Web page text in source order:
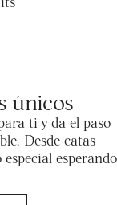
únicos
ti y da el paso
Desde catas
esperando